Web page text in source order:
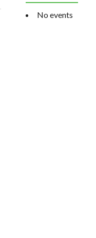
No events